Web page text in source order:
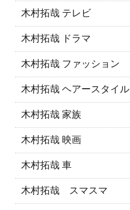
木村拓哉 テレビ
木村拓哉 ドラマ
木村拓哉 ファッション
木村拓哉 ヘアースタイル
木村拓哉 家族
木村拓哉 映画
木村拓哉 車
木村拓哉 スマスマ